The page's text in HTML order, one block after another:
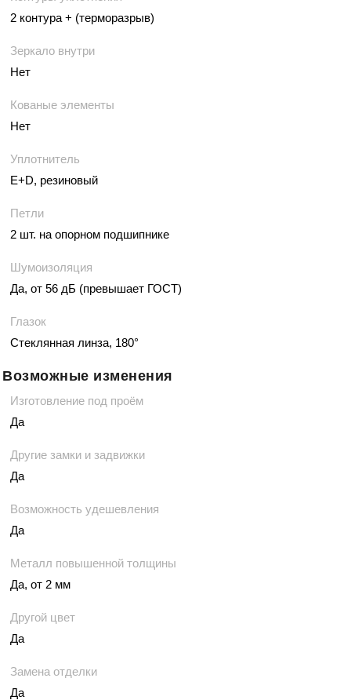
2 контура + (терморазрыв)
Зеркало внутри
Нет
Кованые элементы
Нет
Уплотнитель
E+D, резиновый
Петли
2 шт. на опорном подшипнике
Шумоизоляция
Да, от 56 дБ (превышает ГОСТ)
Глазок
Стеклянная линза, 180°
Возможные изменения
Изготовление под проём
Да
Другие замки и задвижки
Да
Возможность удешевления
Да
Металл повышенной толщины
Да, от 2 мм
Другой цвет
Да
Замена отделки
Да